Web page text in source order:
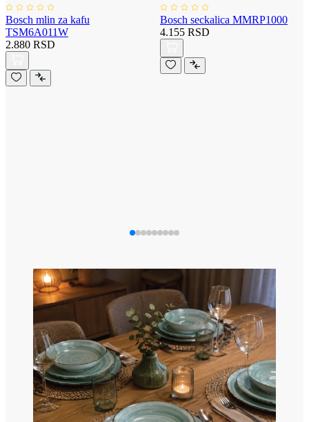
Bosch mlin za kafu
TSM6A011W
2.880 RSD
Bosch seckalica MMRP1000
4.155 RSD